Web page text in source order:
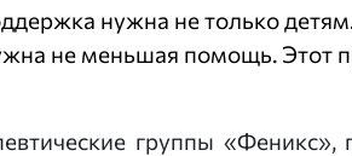
нужна не только
не меньшая помощь. Этот
группы «Феникс»,